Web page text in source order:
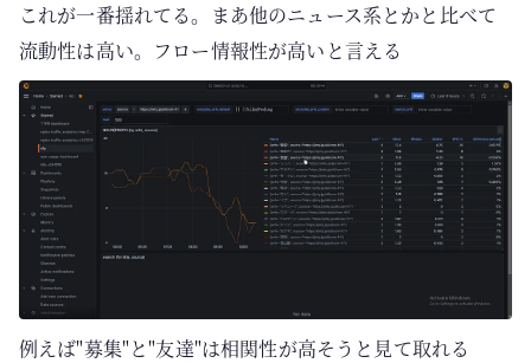
これが一番揺れてる。まあ他のニュース系とかと比べて
流動性は高い。フロー情報性が高いと言える
例えば"募集"と"友達"は相関性が高そうと見て取れる